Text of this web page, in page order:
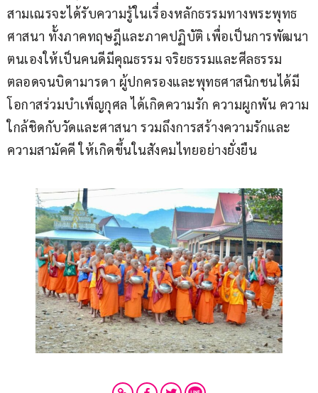
สามเณรจะได้รับความรู้ในเรื่องหลักธรรมทางพระพุทธ
ศาสนา ทั้งภาคทฤษฎีและภาคปฏิบัติ เพื่อเป็นการพัฒนา
ตนเองให้เป็นคนดีมีคุณธรรม จริยธรรมและศีลธรรม
ตลอดจนบิดามารดา ผู้ปกครองและพุทธศาสนิกชนได้มี
โอกาสร่วมบำเพ็ญกุศล ได้เกิดความรัก ความผูกพัน ความ
ใกล้ชิดกับวัดและศาสนา รวมถึงการสร้างความรักและ
ความสามัคคี ให้เกิดขึ้นในสังคมไทยอย่างยั่งยืน